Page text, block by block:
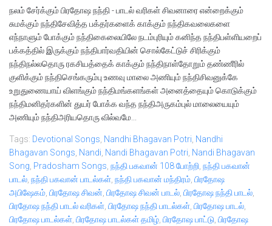
நலம் சேர்க்கும் பிரதோஷ நந்தி - பாடல் வரிகள் சிவனாரை என்றைக்கும்
சுமக்கும் நந்திசேவித்த பக்தர்களைக் காக்கும் நந்திகவலைகளை
எந்நாளும் போக்கும் நந்திகைலையிலே நடம்புரியும் கனிந்த நந்திபள்ளியறைப்
பக்கத்தில் இருக்கும் நந்திபார்வதியின் சொல்கேட்டுச் சிரிக்கும்
நந்திநல்லதொரு ரகசியத்தைக் காக்கும் நந்திநாள்தோறும் தண்ணீரில்
குளிக்கும் நந்திசெங்கரும்பு உணவு மாலை அணியும் நந்திசிவனுக்கே
உறுதுணையாய் விளங்கும் நந்திமங்களங்கள் அனைத்தையும் கொடுக்கும்
நந்திமனிதர்களின் துயர் போக்க வந்த நந்திஅருகம்புல் மாலையையும்
அணியும் நந்திஅரியதொரு வில்வமே...
Tags: Devotional Songs, Nandhi Bhagavan Potri, Nandhi
Bhagavan Songs, Nandi, Nandi Bhagavan Potri, Nandi Bhagavan
Song, Pradosham Songs, நந்தி பகவான் 108 போற்றி, நந்தி பகவான்
பாடல், நந்தி பகவான் பாடல்கள், நந்தி பகவான் மந்திரம், பிரதோஷ
அபிஷேகம், பிரதோஷ சிவன், பிரதோஷ சிவன் பாடல், பிரதோஷ நந்தி பாடல்,
பிரதோஷ நந்தி பாடல் வரிகள், பிரதோஷ நந்தி பாடல்கள், பிரதோஷ பாடல்,
பிரதோஷ பாடல்கள், பிரதோஷ பாடல்கள் தமிழ், பிரதோஷ பாட்டு, பிரதோஷ